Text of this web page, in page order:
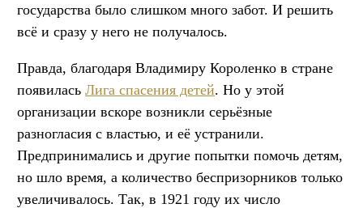
государства было слишком много забот. И решить
всё и сразу у него не получалось.
Правда, благодаря Владимиру Короленко в стране
появилась Лига спасения детей. Но у этой
организации вскоре возникли серьёзные
разногласия с властью, и её устранили.
Предпринимались и другие попытки помочь детям,
но шло время, а количество беспризорников только
увеличивалось. Так, в 1921 году их число